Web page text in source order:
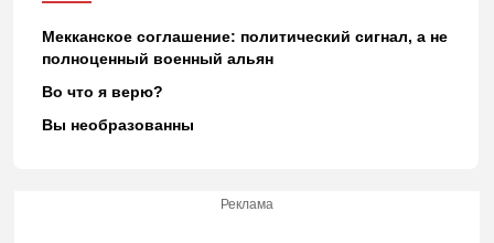
Мекканское соглашение: политический сигнал, а не
полноценный военный альян
Во что я верю?
Вы необразованны
Реклама